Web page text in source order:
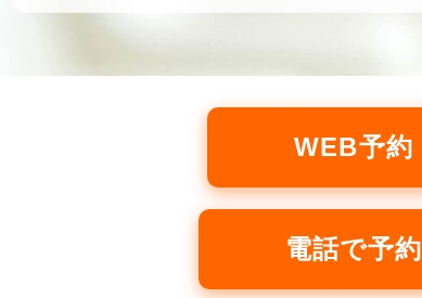
WEB予約
電話で予約